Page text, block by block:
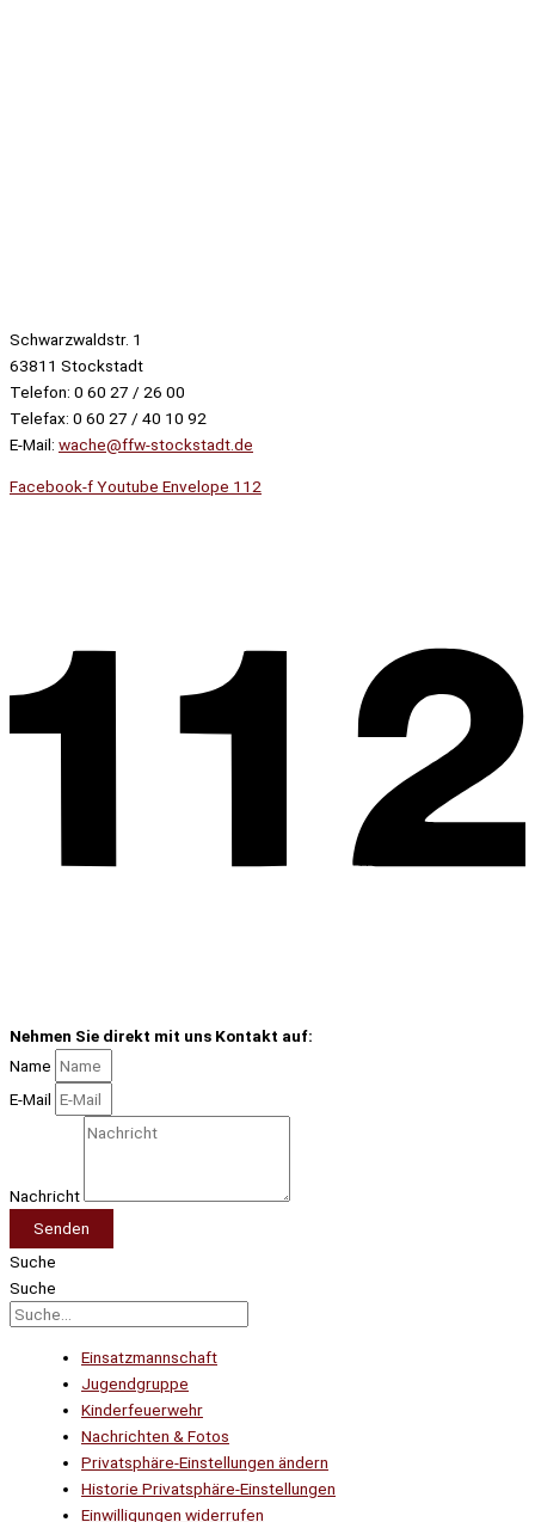
Schwarzwaldstr. 1
63811 Stockstadt
Telefon: 0 60 27 / 26 00
Telefax: 0 60 27 / 40 10 92
E-Mail: wache@ffw-stockstadt.de
Facebook-fYoutube Envelope 112
Nehmen Sie direkt mit uns Kontakt auf:
Name
E-Mail
Nachricht
Senden
Suche
Suche
Einsatzmannschaft
Jugendgruppe
Kinderfeuerwehr
Nachrichten & Fotos
Privatsphäre-Einstellungen ändern
Historie Privatsphäre-Einstellungen
Einwilligungen widerrufen